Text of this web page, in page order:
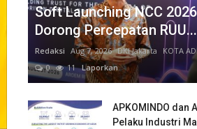
Soft Launching NCC
Dorong Percepatan RUU...
Redaksi Aug 7, 2026 DKI Jakarta
KOTA
0
11Laporkan
APKOMINDO dan
Pelaku Industri